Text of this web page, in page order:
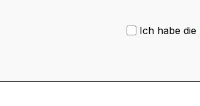
Ich habe die